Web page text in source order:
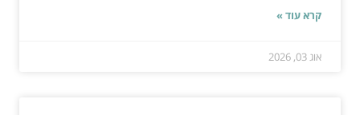
קרא עוד »
אוג 03, 2026